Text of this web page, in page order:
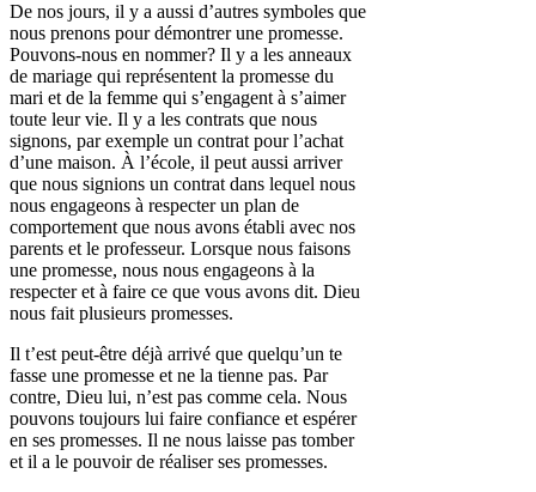
De nos jours, il y a aussi d’autres symboles que
nous prenons pour démontrer une promesse.
Pouvons-nous en nommer? Il y a les anneaux
de mariage qui représentent la promesse du
mari et de la femme qui s’engagent à s’aimer
toute leur vie. Il y a les contrats que nous
signons, par exemple un contrat pour l’achat
d’une maison. À l’école, il peut aussi arriver
que nous signions un contrat dans lequel nous
nous engageons à respecter un plan de
comportement que nous avons établi avec nos
parents et le professeur. Lorsque nous faisons
une promesse, nous nous engageons à la
respecter et à faire ce que vous avons dit. Dieu
nous fait plusieurs promesses.
Il t’est peut-être déjà arrivé que quelqu’un te
fasse une promesse et ne la tienne pas. Par
contre, Dieu lui, n’est pas comme cela. Nous
pouvons toujours lui faire confiance et espérer
en ses promesses. Il ne nous laisse pas tomber
et il a le pouvoir de réaliser ses promesses.